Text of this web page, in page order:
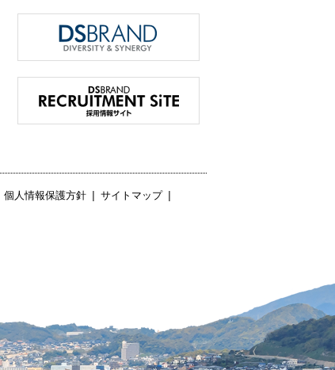
個人情報保護方針 サイトマップ